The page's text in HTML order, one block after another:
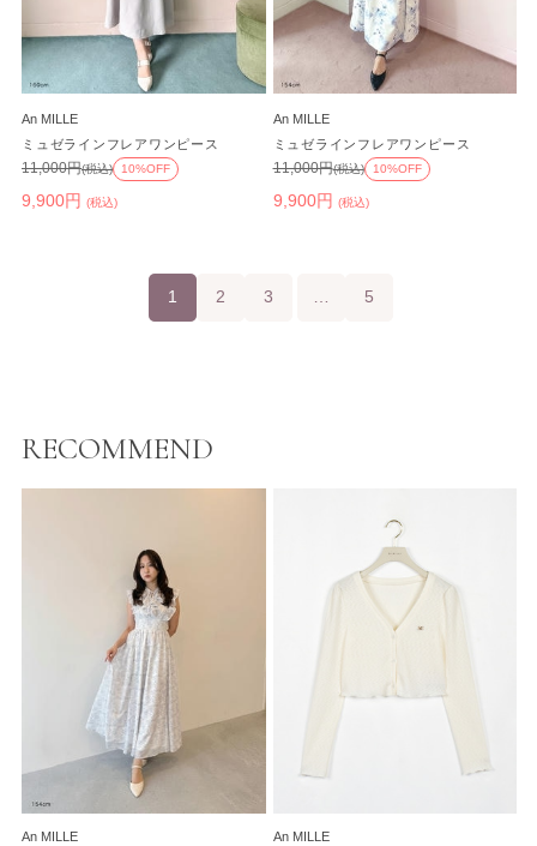
An MILLE
ミュゼラインフレアワンピース
9,900円 (税込)
11,000円(税込) 10%OFF
An MILLE
ミュゼラインフレアワンピース
9,900円 (税込)
11,000円(税込) 10%OFF
1 2 3 … 5
RECOMMEND
An MILLE
An MILLE